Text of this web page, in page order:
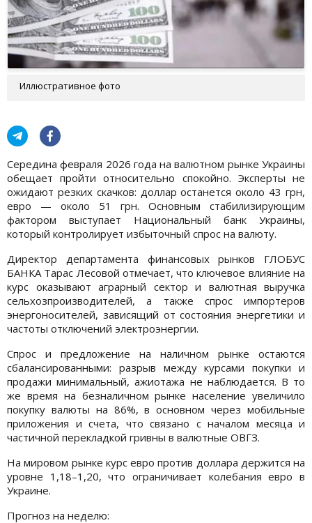
Иллюстративное фото
Середина февраля 2026 года на валютном рынке Украины
обещает пройти относительно спокойно. Эксперты не
ожидают резких скачков: доллар останется около 43 грн,
евро — около 51 грн. Основным стабилизирующим
фактором выступает Национальный банк Украины,
который контролирует избыточный спрос на валюту.
Директор департамента финансовых рынков ГЛОБУС
БАНКА Тарас Лесовой отмечает, что ключевое влияние на
курс оказывают аграрный сектор и валютная выручка
сельхозпроизводителей, а также спрос импортеров
энергоносителей, зависящий от состояния энергетики и
частоты отключений электроэнергии.
Спрос и предложение на наличном рынке остаются
сбалансированными: разрыв между курсами покупки и
продажи минимальный, ажиотажа не наблюдается. В то
же время на безналичном рынке население увеличило
покупку валюты на 86%, в основном через мобильные
приложения и счета, что связано с началом месяца и
частичной перекладкой гривны в валютные ОВГЗ.
На мировом рынке курс евро против доллара держится на
уровне 1,18–1,20, что ограничивает колебания евро в
Украине.
Прогноз на неделю: